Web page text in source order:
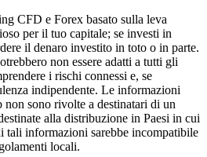
CFD e Forex basato sulla leva
per il tuo capitale; se investi in
il denaro investito in toto o in parte.
non essere adatti a tutti gli
i rischi connessi e, se
indipendente. Le informazioni
non sono rivolte a destinatari di un
alla distribuzione in Paesi in cui
informazioni sarebbe incompatibile
locali.